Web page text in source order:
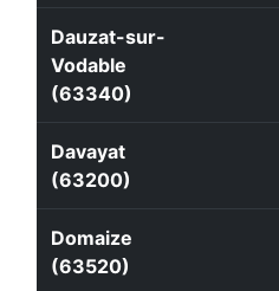
Dauzat-sur-
Vodable
(63340)
Davayat
(63200)
Domaize
(63520)